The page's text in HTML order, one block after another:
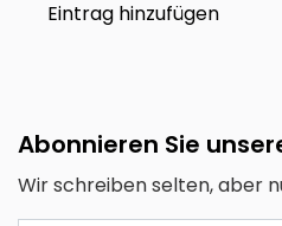
Eintrag hinzufügen
Abonnieren Sie
Wir schreiben selten, aber